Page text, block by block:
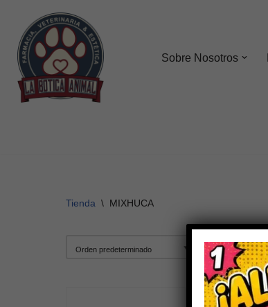
Saltar
contenido
Sobre Nosotros
Tienda \ MIXHUCA